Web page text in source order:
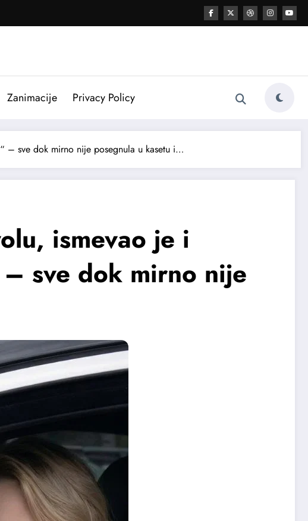
Zanimacije Privacy Policy
– sve dok mirno nije posegnula u kasetu i…
ismevao je i
sve dok mirno nije